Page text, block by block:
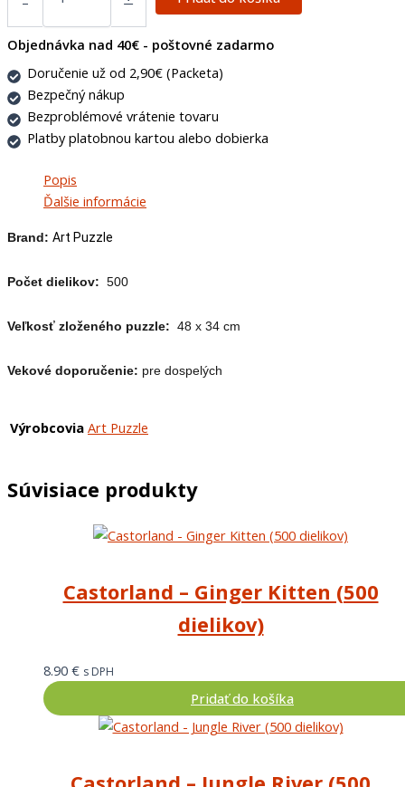
Objednávka nad 40€ - poštovné zadarmo
Doručenie už od 2,90€ (Packeta)
Bezpečný nákup
Bezproblémové vrátenie tovaru
Platby platobnou kartou alebo dobierka
Popis
Ďalšie informácie
Brand: Art Puzzle
Počet dielikov: 500
Veľkosť zloženého puzzle: 48 x 34 cm
Vekové doporučenie: pre dospelých
Výrobcovia Art Puzzle
Súvisiace produkty
Castorland – Ginger Kitten (500
dielikov)
8.90 € s DPH
Pridať do košíka